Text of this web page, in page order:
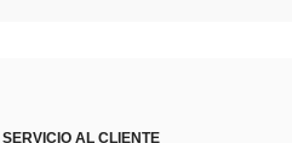
SERVICIO AL CLIENTE